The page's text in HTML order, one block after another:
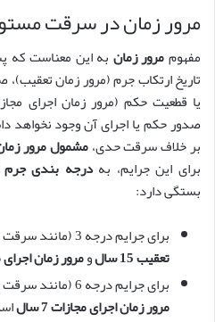
مرور زمان در سرقت
مفهوممرور زمان به این معناست که
تاریخ ارتکاب جرم (مرور زمان
یا قطعیت حکم (مرور زمان اجرای
صدور حکم یا اجرای آن وجود
بر خلاف سرقت حدی،مشمول مرور
برای این جرایم، بهدرجه بندی جرم
بستگی دارد:
برای جرایم درجه 3 (مانند سرقت موضوع ماده 651)،
تعقیب 15 سال
ومرور زمان اجرای
برای جرایم درجه 6 (مانند سرقت ساده)،
مرور زمان اجرای مجازات 7 سال